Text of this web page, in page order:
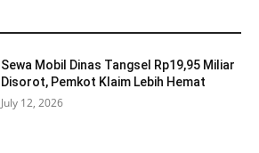
Sewa Mobil Dinas Tangsel Rp19,95 Miliar
Disorot, Pemkot Klaim Lebih Hemat
July 12, 2026